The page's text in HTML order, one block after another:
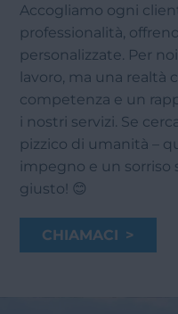
Accogliamo ogni
professionalità,
personalizzate. Per
lavoro, ma una realtà
competenza e un
i nostri servizi. Se
pizzico di umanità –
impegno e un sorriso
giusto! 😊
CHIAMACI >